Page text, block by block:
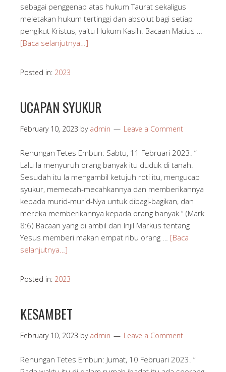
sebagai penggenap atas hukum Taurat sekaligus
meletakan hukum tertinggi dan absolut bagi setiap
pengikut Kristus, yaitu Hukum Kasih. Bacaan Matius …
[Baca selanjutnya…]
Posted in: 2023
UCAPAN SYUKUR
February 10, 2023 by admin Leave a Comment
Renungan Tetes Embun: Sabtu, 11 Februari 2023. ”
Lalu Ia menyuruh orang banyak itu duduk di tanah.
Sesudah itu Ia mengambil ketujuh roti itu, mengucap
syukur, memecah-mecahkannya dan memberikannya
kepada murid-murid-Nya untuk dibagi-bagikan, dan
mereka memberikannya kepada orang banyak.” (Mark
8:6) Bacaan yang di ambil dari Injil Markus tentang
Yesus memberi makan empat ribu orang … [Baca
selanjutnya…]
Posted in: 2023
KESAMBET
February 10, 2023 by admin Leave a Comment
Renungan Tetes Embun: Jumat, 10 Februari 2023. ”